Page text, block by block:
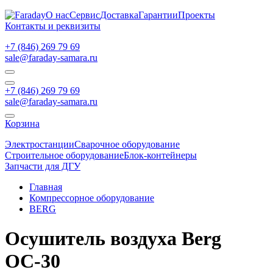
О насСервисДоставкаГарантииПроекты
Контакты и реквизиты
+7 (846) 269 79 69
sale@faraday-samara.ru
+7 (846) 269 79 69
sale@faraday-samara.ru
Корзина
ЭлектростанцииСварочное оборудование
Строительное оборудованиеБлок-контейнеры
Запчасти для ДГУ
Главная
Компрессорное оборудование
BERG
Осушитель воздуха Berg
ОС-30